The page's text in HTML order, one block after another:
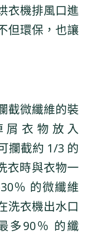
衣機排風口進
但環保，也讓
截微纖維的裝
衣物放入
攔截約 1/3 的
衣時與衣物一
％ 的微纖維
洗衣機出水口
多90％ 的纖